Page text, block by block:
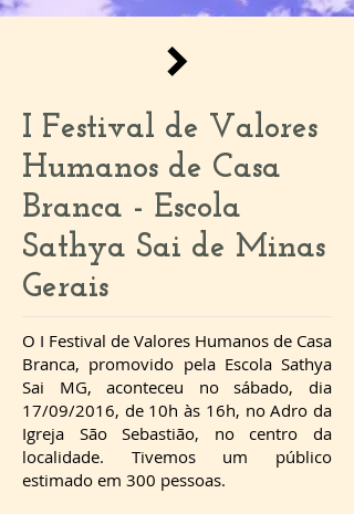
I Festival de Valores
Humanos de Casa
Branca - Escola
Sathya Sai de Minas
Gerais
O I Festival de Valores Humanos de Casa
Branca, promovido pela Escola Sathya
Sai MG, aconteceu no sábado, dia
17/09/2016, de 10h às 16h, no Adro da
Igreja São Sebastião, no centro da
localidade. Tivemos um público
estimado em 300 pessoas.